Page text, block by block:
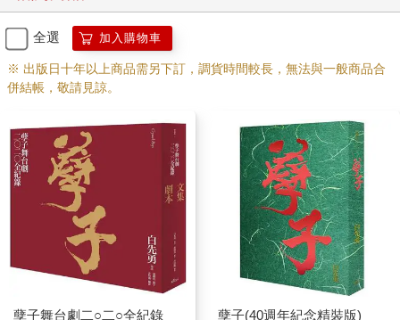
全選 加入購物車
※ 出版日十年以上商品需另下訂，調貨時間較長，無法與一般商品合
併結帳，敬請見諒。
孽子舞台劇二○二○全紀錄 孽子(40週年紀念精裝版)